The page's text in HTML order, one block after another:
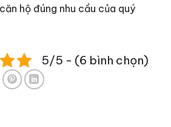
hộ đúng nhu cầu của quý
5/5 - (6 bình chọn)